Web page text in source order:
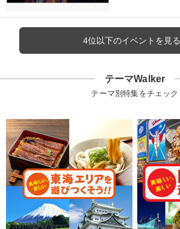
4位以下のイベントを見る
テーマWalker
テーマ別特集をチェック